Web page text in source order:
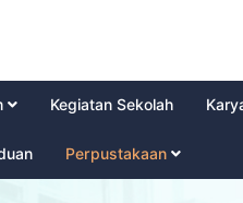
Kegiatan Sekolah
Perpustakaan